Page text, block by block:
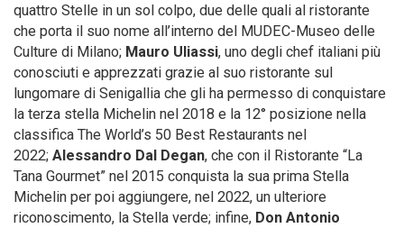
quattro Stelle in un sol colpo, due delle quali al ristorante
che porta il suo nome all’interno del MUDEC-Museo delle
Culture di Milano; Mauro Uliassi, uno degli chef italiani più
conosciuti e apprezzati grazie al suo ristorante sul
lungomare di Senigallia che gli ha permesso di conquistare
la terza stella Michelin nel 2018 e la 12° posizione nella
classifica The World’s 50 Best Restaurants nel
2022; Alessandro Dal Degan, che con il Ristorante “La
Tana Gourmet” nel 2015 conquista la sua prima Stella
Michelin per poi aggiungere, nel 2022, un ulteriore
riconoscimento, la Stella verde; infine, Don Antonio